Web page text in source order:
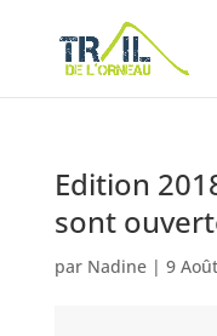
Edition
sont
par Nadine| 9